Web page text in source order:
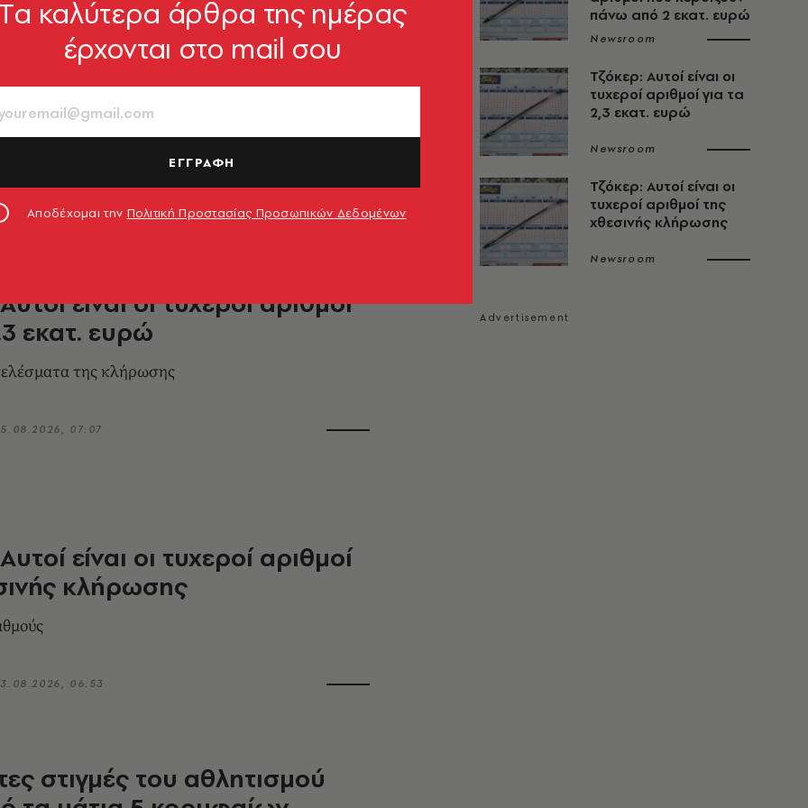
Αυτοί είναι οι
που κερδίζουν πάνω
ευρώ
07:14
είναι οι τυχεροί αριθμοί
εκατ. ευρώ
της κλήρωσης
07:07
είναι οι τυχεροί αριθμοί
κλήρωσης
06:53
στιγμές του αθλητισμού
πάνω από 2 εκατ. ευρώ
Newsroom
Τζόκερ: Αυτοί είναι οι
τυχεροί αριθμοί για τα
2,3 εκατ. ευρώ
Newsroom
Τζόκερ: Αυτοί είναι οι
τυχεροί αριθμοί της
χθεσινής κλήρωσης
Newsroom
καλύτερα άρθρα της ημέρας
έρχονται στο mail σου
ΕΓΓΡΑΦΗ
Αποδέχομαι την Πολιτική Προστασίας Προσωπικών Δεδομένων